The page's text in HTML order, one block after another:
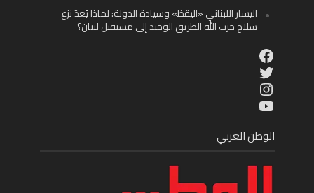
اليسار اللبناني «اليقظ» وسيادة الدولة: لماذا يُعدّ نزع
سلاح حزب الله الطريق الوحيد إلى مستقبل لبنان؟
Facebook
Twitter
Instagram
YouTube
الوطن العربي